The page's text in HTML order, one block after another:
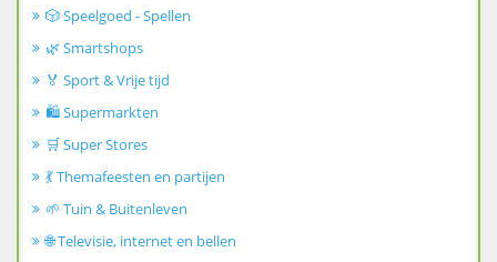
🎲 Speelgoed - Spellen
🌿 Smartshops
🏅 Sport & Vrije tijd
🛍️ Supermarkten
🛒 Super Stores
💃 Themafeesten en partijen
🌱 Tuin & Buitenleven
🌐 Televisie, internet en bellen